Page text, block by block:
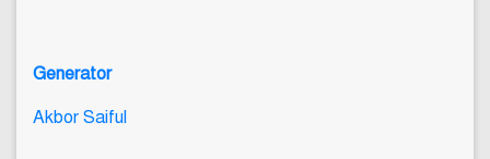
Generator
Akbor Saiful